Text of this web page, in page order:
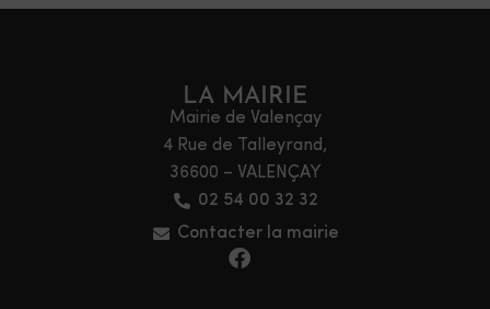
LA MAIRIE
Mairie de Valençay
4 Rue de Talleyrand,
36600 – VALENÇAY
02 54 00 32 32
Contacter la mairie